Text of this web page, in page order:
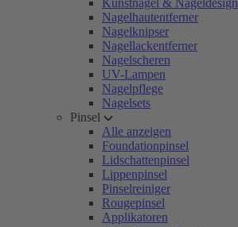
Kunstnägel & Nageldesign
Nagelhautentferner
Nagelknipser
Nagellackentferner
Nagelscheren
UV-Lampen
Nagelpflege
Nagelsets
Pinsel
Alle anzeigen
Foundationpinsel
Lidschattenpinsel
Lippenpinsel
Pinselreiniger
Rougepinsel
Applikatoren